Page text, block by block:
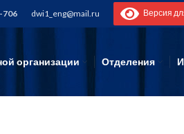
706 dwi1_eng@mail.ru Версия
организации Отделения